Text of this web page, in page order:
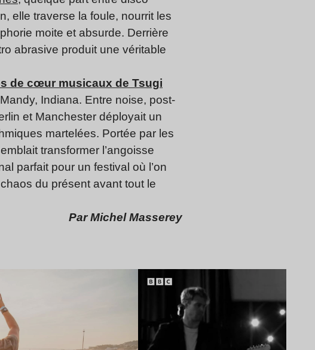
elle traverse la foule, nourrit les
moite et absurde. Derrière
abrasive produit une véritable
de cœur musicaux de Tsugi
Indiana. Entre noise, post-
et Manchester déployait un
martelées. Portée par les
transformer l’angoisse
parfait pour un festival où l’on
du présent avant tout le
Par Michel Masserey